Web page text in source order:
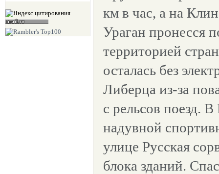
км в час, а на
Ураган пронесся
территорией
осталась без
Либерца из-за
с рельсов поезд.
надувной
улице Русская
блока зданий.